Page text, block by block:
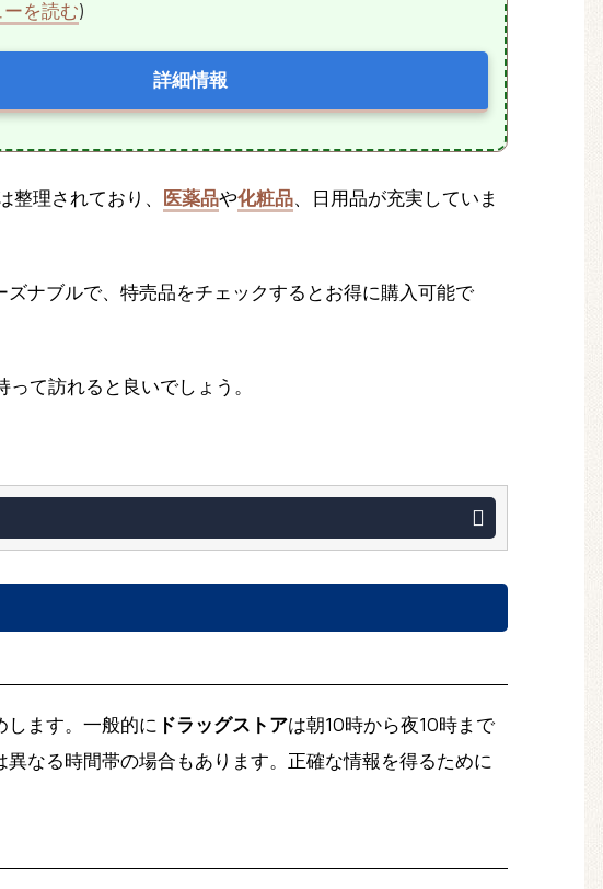
ーを読む)
詳細情報
整理されており、 医薬品や化粧品、日用品が充実していま
ズナブルで、特売品をチェックするとお得に購入可能で
て訪れると良いでしょう。
します。一般的に ドラッグストアは朝10時から夜10時まで
なる時間帯の場合もあります。正確な情報を得るために